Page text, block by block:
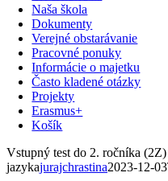
Naša škola
Dokumenty
Verejné obstarávanie
Pracovné ponuky
Informácie o majetku
Často kladené otázky
Projekty
Erasmus+
Košík
Vstupný test do 2. ročníka (2Z)
jazykajurajchrastina2023-12-